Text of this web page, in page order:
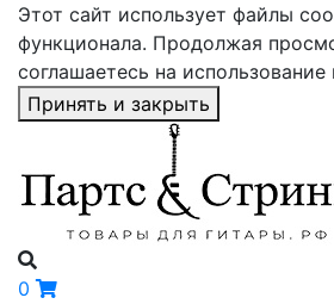
Этот сайт использует файлы
функционала. Продолжая
соглашаетесь на
Принять и закрыть
0